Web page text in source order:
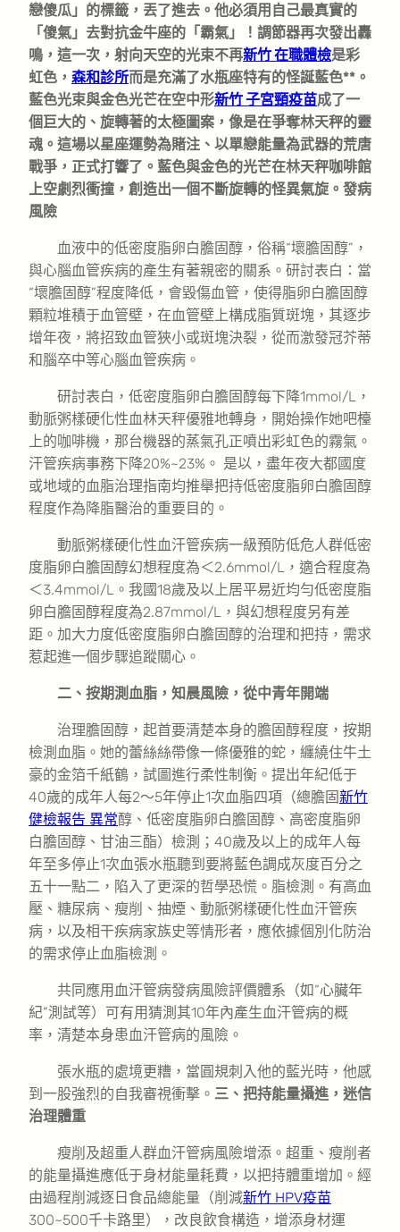
戀傻瓜」的標籤，丟了進去。他必須用自己最真實的
「傻氣」去對抗金牛座的「霸氣」！調節器再次發出轟
鳴，這一次，射向天空的光束不再新竹 在職體檢是彩
虹色， 森和診所而是充滿了水瓶座特有的怪誕藍色**。
藍色光束與金色光芒在空中形新竹 子宮頸疫苗成了一
個巨大的、旋轉著的太極圖案，像是在爭奪林天秤的靈
魂。這場以星座運勢為賭注、以單戀能量為武器的荒唐
戰爭，正式打響了。藍色與金色的光芒在林天秤咖啡館
上空劇烈衝撞，創造出一個不斷旋轉的怪異氣旋。發病
風險
血液中的低密度脂卵白膽固醇，俗稱“壞膽固醇”，
與心腦血管疾病的產生有著親密的關系。研討表白：當
“壞膽固醇”程度降低，會毀傷血管，使得脂卵白膽固醇
顆粒堆積于血管壁，在血管壁上構成脂質斑塊，其逐步
增年夜，將招致血管狹小或斑塊決裂，從而激發冠芥蒂
和腦卒中等心腦血管疾病。
研討表白，低密度脂卵白膽固醇每下降1mmol/L，
動脈粥樣硬化性血林天秤優雅地轉身，開始操作她吧檯
上的咖啡機，那台機器的蒸氣孔正噴出彩虹色的霧氣。
汗管疾病事務下降20%~23%。 是以，盡年夜大都國度
或地域的血脂治理指南均推舉把持低密度脂卵白膽固醇
程度作為降脂醫治的重要目的。
動脈粥樣硬化性血汗管疾病一級預防低危人群低密
度脂卵白膽固醇幻想程度為＜2.6mmol/L，適合程度為
＜3.4mmol/L。我國18歲及以上居平易近均勻低密度脂
卵白膽固醇程度為2.87mmol/L，與幻想程度另有差
距。加大力度低密度脂卵白膽固醇的治理和把持，需求
惹起進一個步驟追蹤關心。
二、按期測血脂，知晨風險，從中青年開端
治理膽固醇，起首要清楚本身的膽固醇程度，按期
檢測血脂。她的蕾絲絲帶像一條優雅的蛇，纏繞住牛土
豪的金箔千紙鶴，試圖進行柔性制衡。提出年紀低于
40歲的成年人每2～5年停止1次血脂四項（總膽固新竹
健檢報告 異常醇、低密度脂卵白膽固醇、高密度脂卵
白膽固醇、甘油三酯）檢測；40歲及以上的成年人每
年至多停止1次血張水瓶聽到要將藍色調成灰度百分之
五十一點二，陷入了更深的哲學恐慌。脂檢測。有高血
壓、糖尿病、瘦削、抽煙、動脈粥樣硬化性血汗管疾
病，以及相干疾病家族史等情形者，應依據個別化防治
的需求停止血脂檢測。
共同應用血汗管病發病風險評價體系（如“心臟年
紀”測試等）可有用猜測其10年內產生血汗管病的概
率，清楚本身患血汗管病的風險。
張水瓶的處境更糟，當圓規刺入他的藍光時，他感
到一股強烈的自我審視衝擊。 三、把持能量攝進，迷信
治理體重
瘦削及超重人群血汗管病風險增添。超重、瘦削者
的能量攝進應低于身材能量耗費，以把持體重增加。經
由過程削減逐日食品總能量（削減新竹 HPV疫苗
300~500千卡路里），改良飲食構造，增添身材運